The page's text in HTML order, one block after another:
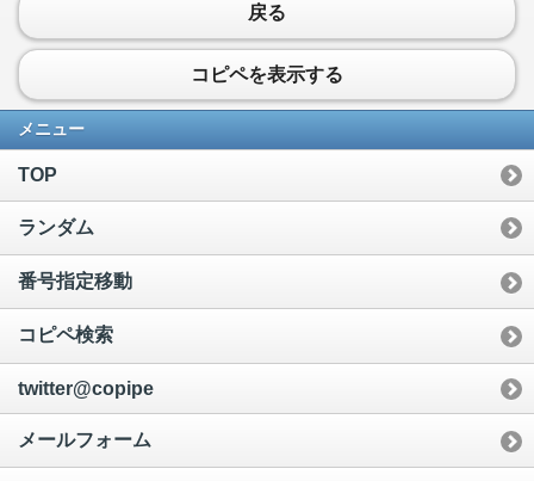
戻る
コピペを表示する
メニュー
TOP
ランダム
番号指定移動
コピペ検索
twitter@copipe
メールフォーム